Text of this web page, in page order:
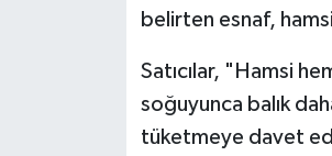
belirten esnaf,
Satıcılar, "Hamsi
soğuyunca balık
tüketmeye davet